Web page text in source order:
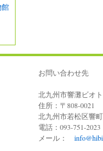
館
お問い合わせ先
北九州市響灘ビオ
住所：〒808-0021
北九州市若松区響
電話：093-751-2023
メール：